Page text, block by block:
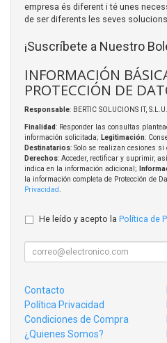
empresa és diferent i té unes
de ser diferents les seves
¡Suscríbete a Nuestro
INFORMACIÓN
PROTECCIÓN DE
Responsable: BERTIC SOLUCIONS IT, S.L.U.
Finalidad: Responder las consultas
información solicitada; Legitimación:
Destinatarios: Solo se realizan cesiones
Derechos: Acceder, rectificar y suprimir,
indica en la información adicional;
la información completa de Protección de
Privacidad
He leído y acepto la Política de
Contacto
Política Privacidad
Condiciones de Compra
¿Quienes Somos?